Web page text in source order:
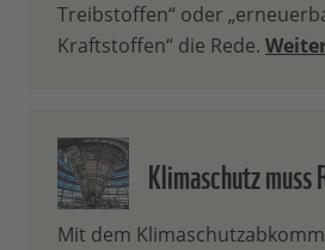
Treibstoffen“ oder
Kraftstoffen“ die Rede.
Klimaschutz
Mit dem